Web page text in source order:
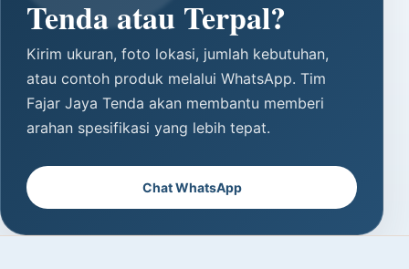
Tenda atau Terpal?
Kirim ukuran, foto lokasi, jumlah kebutuhan,
atau contoh produk melalui WhatsApp. Tim
Fajar Jaya Tenda akan membantu memberi
arahan spesifikasi yang lebih tepat.
Chat WhatsApp